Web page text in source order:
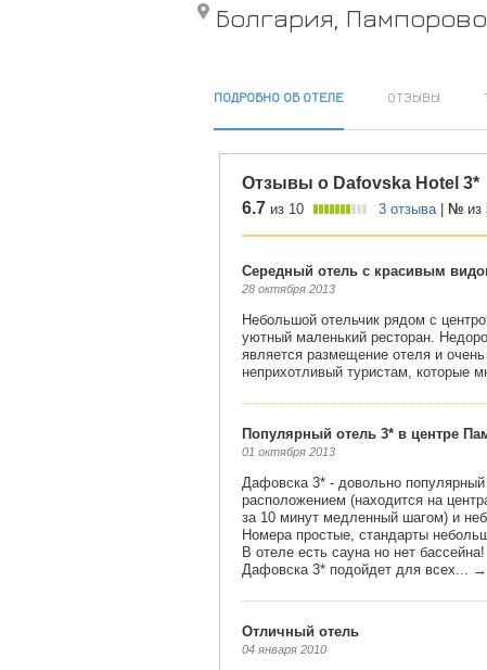
Болгария, Пампорово
ПОДРОБНО ОБ ОТЕЛЕ ОТЗЫВЫ